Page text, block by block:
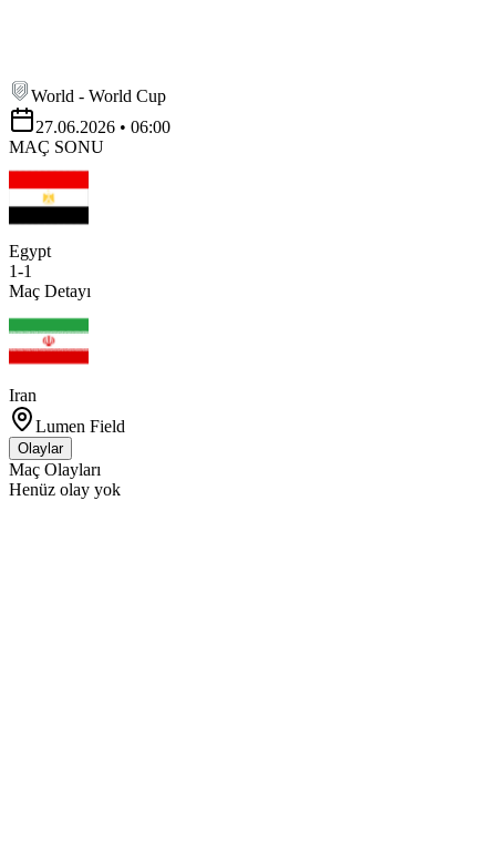
World - World Cup
27.06.2026 • 06:00
MAÇ SONU
Egypt
1-1
Maç Detayı
Iran
Lumen Field
Olaylar
Maç Olayları
Henüz olay yok